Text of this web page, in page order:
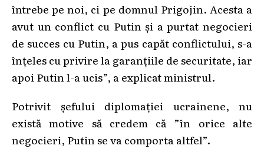
întrebe pe noi, ci pe domnul Prigojin. Acesta a
avut un conflict cu Putin și a purtat negocieri
de succes cu Putin, a pus capăt conflictului, s-a
înțeles cu privire la garanțiile de securitate, iar
apoi Putin l-a ucis”, a explicat ministrul.
Potrivit șefului diplomației ucrainene, nu
există motive să credem că ”în orice alte
negocieri, Putin se va comporta altfel”.